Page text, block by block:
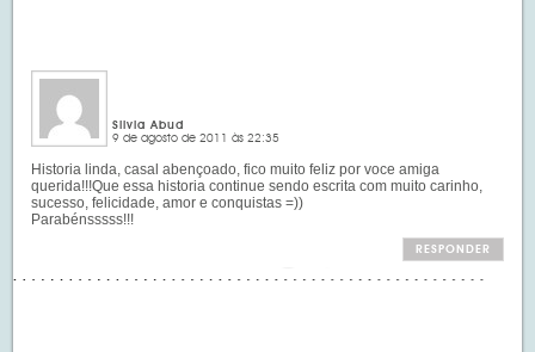
Silvia Abud
9 de agosto de 2011 às 22:35
Historia linda, casal abençoado, fico muito feliz por voce amiga
querida!!!Que essa historia continue sendo escrita com muito carinho,
sucesso, felicidade, amor e conquistas =))
Parabénsssss!!!
RESPONDER